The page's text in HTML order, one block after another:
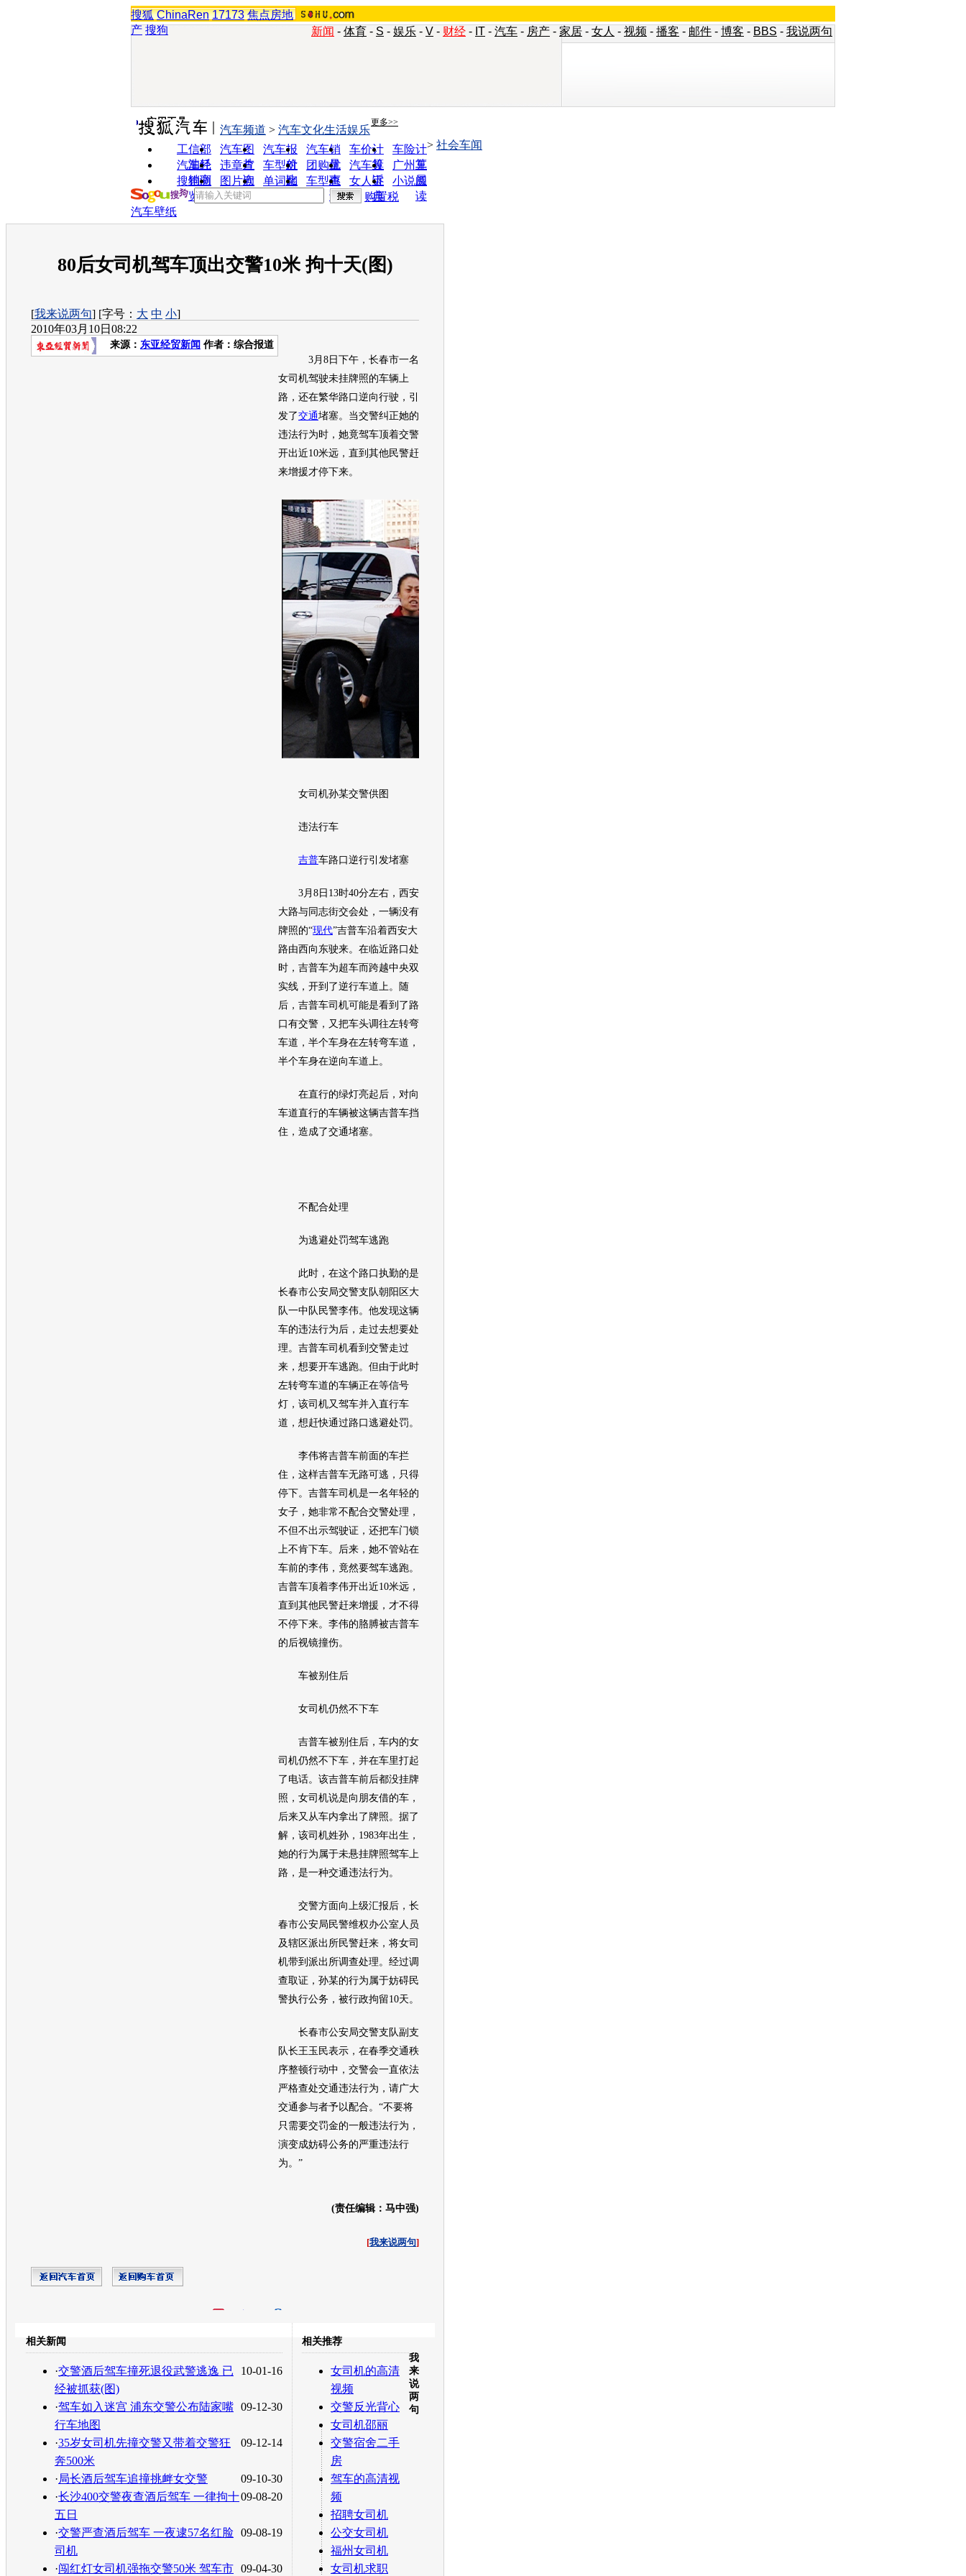
搜狐 ChinaRen 17173 焦点房地
产 搜狗 新闻 - 体育 - S - 娱乐 - V - 财经 - IT - 汽车 - 房产 - 家居 - 女人 - 视频 - 播客 - 邮件 - 博客 - BBS - 我说两句
实用工具 更多>>
工信部
油耗
汽车图
片
汽车报
价
汽车销
量
车价计
算
车险计
算
汽车经
销商
违章查
询
车型对
比
团购优
惠
汽车投
诉
广州车
展
搜狗浏
览器
图片欣
赏
单词翻
车型查
询
女人宝
典
小说阅
读
汽车频道 > 汽车文化生活娱乐
> 社会车闻
购置税
汽车壁纸
80后女司机驾车顶出交警10米 拘十天(图)
[我来说两句] [字号： 大 中 小]
2010年03月10日08:22
来源： 东亚经贸新闻 作者：综合报道
3月8日下午，长春市一名
女司机驾驶未挂牌照的车辆上
路，还在繁华路口逆向行驶，引
发了交通堵塞。当交警纠正她的
违法行为时，她竟驾车顶着交警
开出近10米远，直到其他民警赶
来增援才停下来。
女司机孙某交警供图
违法行车
吉普车路口逆行引发堵塞
3月8日13时40分左右，西安
大路与同志街交会处，一辆没有
牌照的“现代”吉普车沿着西安大
路由西向东驶来。在临近路口处
时， 吉普车为超车而跨越中央双
实线，开到了逆行车道上。随
后， 吉普车司机可能是看到了路
口有交警，又把车头调往左转弯
车道，半个车身在左转弯车道，
半个车身在逆向车道上。
在直行的绿灯亮起后，对向
车道直行的车辆被这辆吉普车挡
住，造成了交通堵塞。
不配合处理
为逃避处罚驾车逃跑
此时，在这个路口执勤的是
长春市公安局交警支队朝阳区大
队一中队民警李伟。他发现这辆
车的违法行为后，走过去想要处
理。 吉普车司机看到交警走过
来，想要开车逃跑。但由于此时
左转弯车道的车辆正在等信号
灯，该司机又驾车并入直行车
道，想赶快通过路口逃避处罚。
李伟将吉普车前面的车拦
住，这样吉普车无路可逃，只得
停下。 吉普车司机是一名年轻的
女子，她非常不配合交警处理，
不但不出示驾驶证，还把车门锁
上不肯下车。后来，她不管站在
车前的李伟，竟然要驾车逃跑。
吉普车顶着李伟开出近10米远，
直到其他民警赶来增援，才不得
不停下来。李伟的胳膊被吉普车
的后视镜撞伤。
车被别住后
女司机仍然不下车
吉普车被别住后，车内的女
司机仍然不下车，并在车里打起
了电话。该吉普车前后都没挂牌
照，女司机说是向朋友借的车，
后来又从车内拿出了牌照。据了
解，该司机姓孙，1983年出生，
她的行为属于未悬挂牌照驾车上
路，是一种交通违法行为。
交警方面向上级汇报后，长
春市公安局民警维权办公室人员
及辖区派出所民警赶来，将女司
机带到派出所调查处理。经过调
查取证，孙某的行为属于妨碍民
警执行公务，被行政拘留10天。
长春市公安局交警支队副支
队长王玉民表示，在春季交通秩
序整顿行动中，交警会一直依法
严格查处交通违法行为，请广大
交通参与者予以配合。“不要将
只需要交罚金的一般违法行为，
演变成妨碍公务的严重违法行
为。”
(责任编辑：马中强)
[我来说两句]
转发至： 白社会 百度i贴吧
相关新闻
10-01-16
·交警酒后驾车撞死退役武警逃逸 已
经被抓获(图)
09-12-30
·驾车如入迷宫 浦东交警公布陆家嘴
行车地图
09-12-14
·35岁女司机先撞交警又带着交警狂
奔500米
09-10-30
·局长酒后驾车追撞挑衅女交警
09-08-20
·长沙400交警夜查酒后驾车 一律拘十
五日
09-08-19
·交警严查酒后驾车 一夜逮57名红脸
司机
09-04-30
·闯红灯女司机强拖交警50米 驾车市
相关推荐
女司机的高清
视频
交警反光背心
女司机邵丽
交警宿舍二手
房
驾车的高清视
频
招聘女司机
公交女司机
福州女司机
女司机求职
我
来
说
两
句